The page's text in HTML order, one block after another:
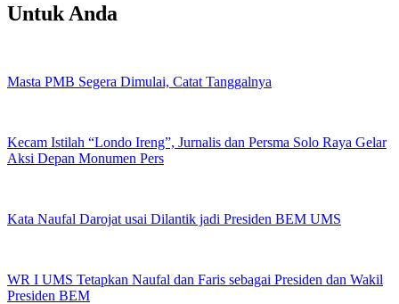
Untuk Anda
Masta PMB Segera Dimulai, Catat Tanggalnya
Kecam Istilah “Londo Ireng”, Jurnalis dan Persma Solo Raya Gelar
Aksi Depan Monumen Pers
Kata Naufal Darojat usai Dilantik jadi Presiden BEM UMS
WR I UMS Tetapkan Naufal dan Faris sebagai Presiden dan Wakil
Presiden BEM